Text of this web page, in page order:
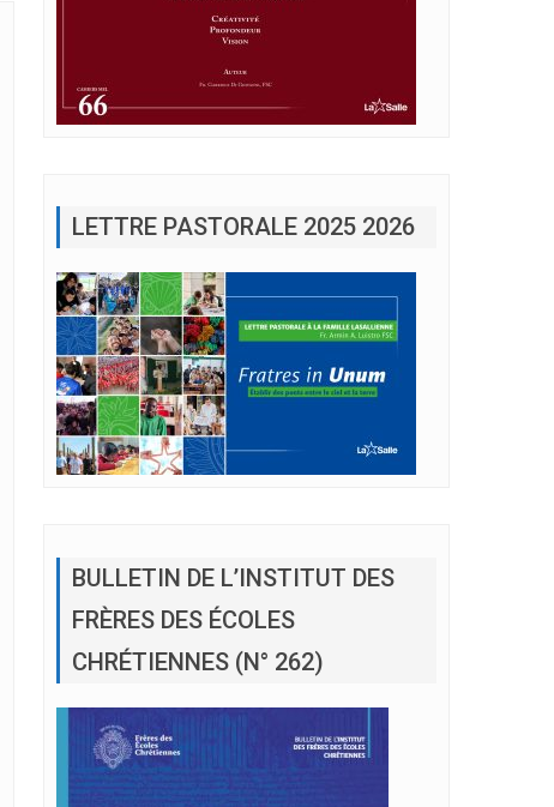
LETTRE PASTORALE 2025 2026
BULLETIN DE L’INSTITUT DES
FRÈRES DES ÉCOLES
CHRÉTIENNES (N° 262)